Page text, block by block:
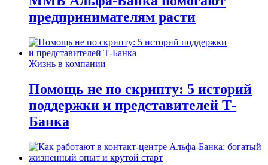
предпринимателям расти
Жизнь в компании
Помощь не по скрипту: 5 историй
поддержки и представителей Т-
Банка